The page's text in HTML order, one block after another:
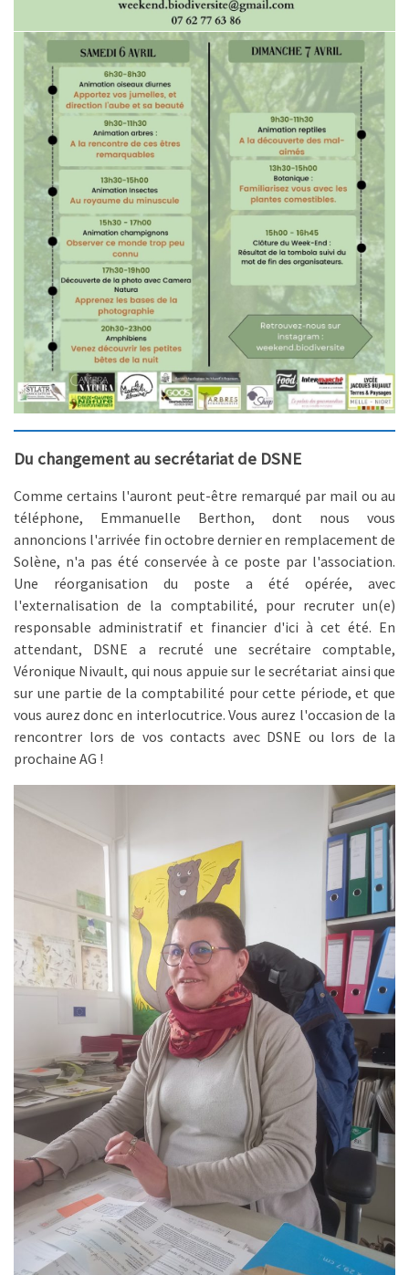
Du changement au secrétariat de DSNE
Comme certains l'auront peut-être remarqué par mail ou au
téléphone, Emmanuelle Berthon, dont nous vous
annoncions l'arrivée fin octobre dernier en remplacement de
Solène, n'a pas été conservée à ce poste par l'association.
Une réorganisation du poste a été opérée, avec
l'externalisation de la comptabilité, pour recruter un(e)
responsable administratif et financier d'ici à cet été. En
attendant, DSNE a recruté une secrétaire comptable,
Véronique Nivault, qui nous appuie sur le secrétariat ainsi que
sur une partie de la comptabilité pour cette période, et que
vous aurez donc en interlocutrice. Vous aurez l'occasion de la
rencontrer lors de vos contacts avec DSNE ou lors de la
prochaine AG !